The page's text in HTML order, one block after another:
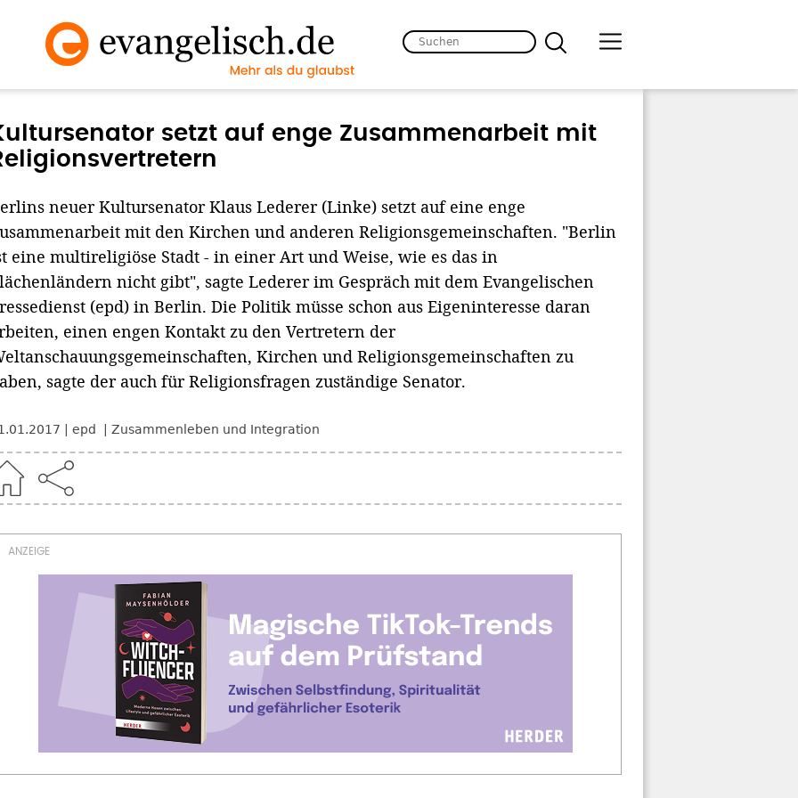
setzt auf enge Zusammenarbeit mit
neuer Kultursenator Klaus Lederer (Linke) setzt auf eine enge
mit den Kirchen und anderen Religionsgemeinschaften. "Berlin
eine multireligiöse Stadt - in einer Art und Weise, wie es das in
nicht gibt", sagte Lederer im Gespräch mit dem Evangelischen
(epd) in Berlin. Die Politik müsse schon aus Eigeninteresse daran
einen engen Kontakt zu den Vertretern der
Kirchen und Religionsgemeinschaften zu
sagte der auch für Religionsfragen zuständige Senator.
epd Zusammenleben und Integration